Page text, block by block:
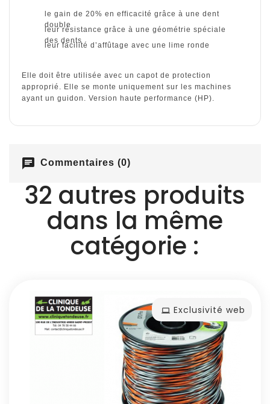
le gain de 20% en efficacité grâce à une dent
double
leur résistance grâce à une géométrie spéciale
des dents
leur facilité d’affûtage avec une lime ronde
Elle doit être utilisée avec un capot de protection
approprié. Elle se monte uniquement sur les machines
ayant un guidon. Version haute performance (HP).
chat Commentaires (0)
32 autres produits
dans la même
catégorie :
Exclusivité web